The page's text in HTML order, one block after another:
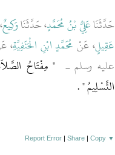
حَدَّثَنَاعَلِيُّ بْنُ مُحَمَّدٍ، حَدَّثَنَاوَكِيعٌ
عَقِيلٍ، عَنْ مُحَمَّدٍ ابْنِ الْحَنَفِيَّةِ،
عليه وسلم ـ ‏ "‏ مِفْتَاحُ
التَّسْلِيمُ ‏"‏ ‏.‏
Report Error |Share |Copy ▼